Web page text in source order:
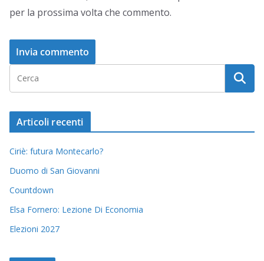
per la prossima volta che commento.
Articoli recenti
Ciriè: futura Montecarlo?
Duomo di San Giovanni
Countdown
Elsa Fornero: Lezione Di Economia
Elezioni 2027